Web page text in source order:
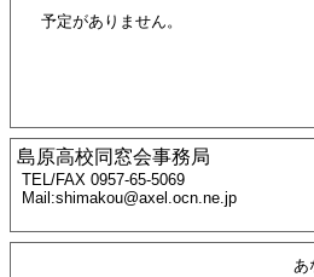
予定がありません。
島原高校同窓会事務局
TEL/FAX 0957-65-5069
Mail:shimakou@axel.ocn.ne.jp
あ